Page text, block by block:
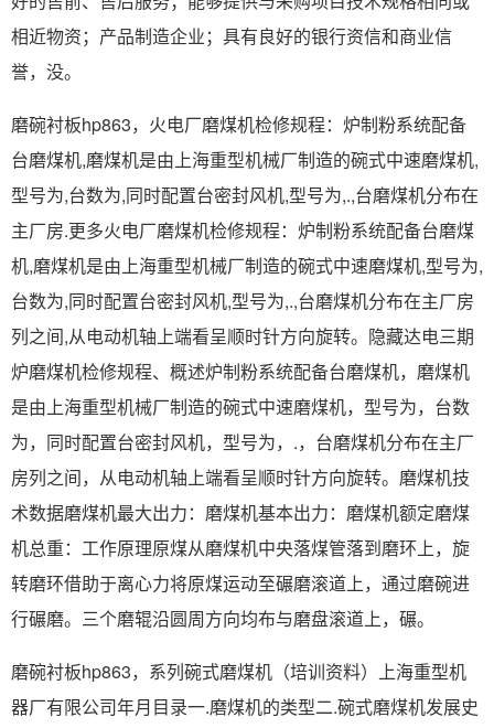
相近物资；产品制造企业；具有良好的银行资信和商业信
誉，没。
磨碗衬板hp863，火电厂磨煤机检修规程：炉制粉系统配备
台磨煤机,磨煤机是由上海重型机械厂制造的碗式中速磨煤机,
型号为,台数为,同时配置台密封风机,型号为,.,台磨煤机分布在
主厂房.更多火电厂磨煤机检修规程：炉制粉系统配备台磨煤
机,磨煤机是由上海重型机械厂制造的碗式中速磨煤机,型号为,
台数为,同时配置台密封风机,型号为,.,台磨煤机分布在主厂房
列之间,从电动机轴上端看呈顺时针方向旋转。隐藏达电三期
炉磨煤机检修规程、概述炉制粉系统配备台磨煤机，磨煤机
是由上海重型机械厂制造的碗式中速磨煤机，型号为，台数
为，同时配置台密封风机，型号为，.，台磨煤机分布在主厂
房列之间，从电动机轴上端看呈顺时针方向旋转。磨煤机技
术数据磨煤机最大出力：磨煤机基本出力：磨煤机额定磨煤
机总重：工作原理原煤从磨煤机中央落煤管落到磨环上，旋
转磨环借助于离心力将原煤运动至碾磨滚道上，通过磨碗进
行碾磨。三个磨辊沿圆周方向均布与磨盘滚道上，碾。
磨碗衬板hp863，系列碗式磨煤机（培训资料）上海重型机
器厂有限公司年月目录一.磨煤机的类型二.碗式磨煤机发展史